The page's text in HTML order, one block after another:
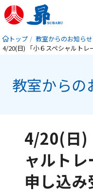
トップ 教室からのお知らせ
教室からの
4/20(日)
ャルト
申し込み